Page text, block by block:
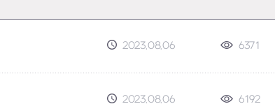
2023.08.06 6371
2023.08.06 6192